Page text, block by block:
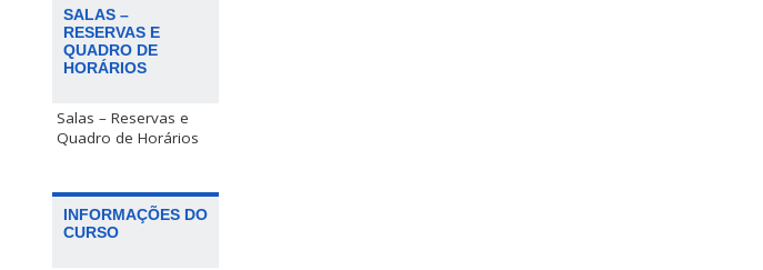
SALAS –
RESERVAS E
QUADRO DE
HORÁRIOS
Salas – Reservas e
Quadro de Horários
INFORMAÇÕES DO
CURSO